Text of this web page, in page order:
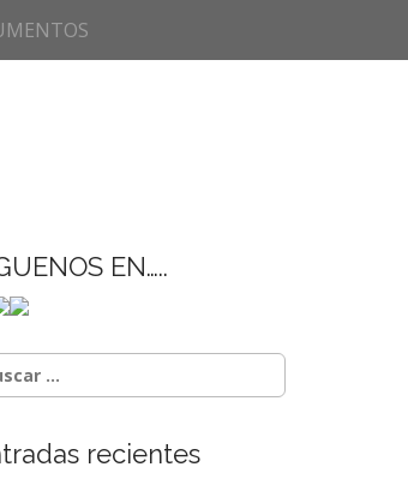
EN…..
recientes